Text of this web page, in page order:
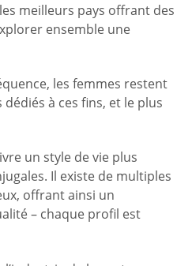
meilleurs pays offrant des
ensemble une
les femmes restent
à ces fins, et le plus
un style de vie plus
Il existe de multiples
offrant ainsi un
– chaque profil est